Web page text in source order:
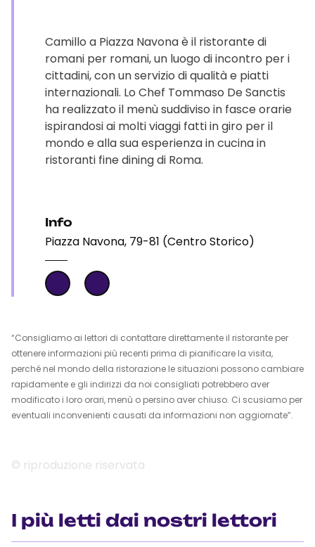
Camillo a Piazza Navona è il ristorante di
romani per romani, un luogo di incontro per i
cittadini, con un servizio di qualità e piatti
internazionali. Lo Chef Tommaso De Sanctis
ha realizzato il menù suddiviso in fasce orarie
ispirandosi ai molti viaggi fatti in giro per il
mondo e alla sua esperienza in cucina in
ristoranti fine dining di Roma.
Info
Piazza Navona, 79-81 (Centro Storico)
“Consigliamo ai lettori di contattare direttamente il ristorante per
ottenere informazioni più recenti prima di pianificare la visita,
perché nel mondo della ristorazione le situazioni possono cambiare
rapidamente e gli indirizzi da noi consigliati potrebbero aver
modificato i loro orari, menù o persino aver chiuso. Ci scusiamo per
eventuali inconvenienti causati da informazioni non aggiornate”.
© riproduzione riservata
I più letti dai nostri lettori